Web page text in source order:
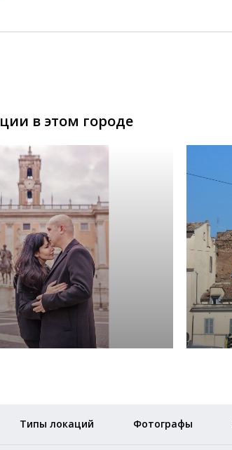
в этом городе
Типы локаций Фотографы